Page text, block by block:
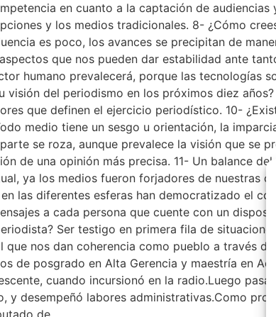
en cuanto a la captación de
y los medios tradicionales. 8- ¿Cómo
es poco, los avances se precipitan de
que nos pueden dar estabilidad ante
humano prevalecerá, porque las tecnologías
visión del periodismo en los próximos diez
que definen el ejercicio periodístico. 10-
medio tiene un sesgo u orientación, la
se roza, aunque prevalece la visión que se
de una opinión más precisa. 11- Un balance
ya los medios fueron forjadores de nuestras
las diferentes esferas han democratizado el
a cada persona que cuente con un
Ser testigo en primera fila de
nos dan coherencia como pueblo a través
de posgrado en Alta Gerencia y maestría en
cuando incursionó en la radio.Luego
y desempeñó labores administrativas.Como
de